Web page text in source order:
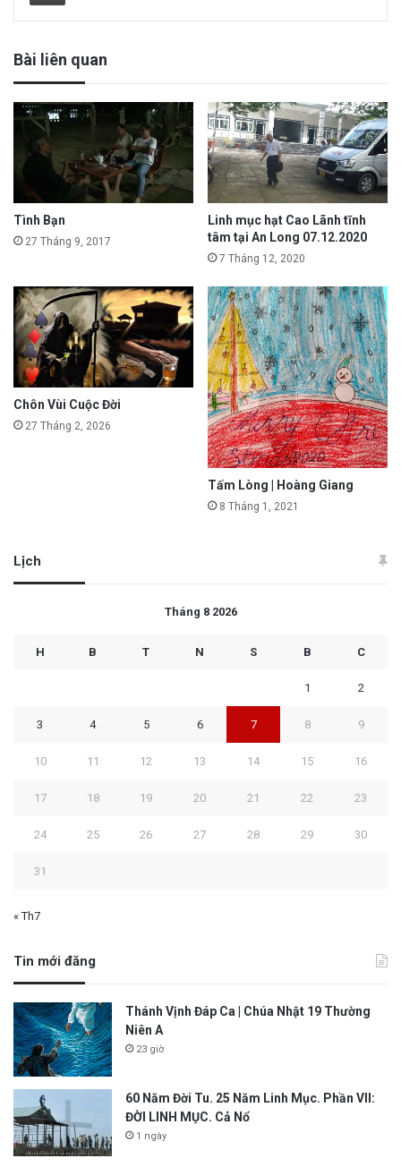
Bài liên quan
Tình Bạn
27 Tháng 9, 2017
Linh mục hạt Cao Lãnh tĩnh
tâm tại An Long 07.12.2020
7 Tháng 12, 2020
Chôn Vùi Cuộc Đời
27 Tháng 2, 2026
Tấm Lòng | Hoàng Giang
8 Tháng 1, 2021
Lịch
Tháng 8 2026
H B T N S B C
1 2
3 4 5 6 7 8 9
10 11 12 13 14 15 16
17 18 19 20 21 22 23
24 25 26 27 28 29 30
31
« Th7
Tin mới đăng
Thánh Vịnh Đáp Ca | Chúa Nhật 19 Thường
Niên A
23 giờ
60 Năm Đời Tu. 25 Năm Linh Mục. Phần VII:
ĐỜI LINH MỤC. Cả Nổ
1 ngày